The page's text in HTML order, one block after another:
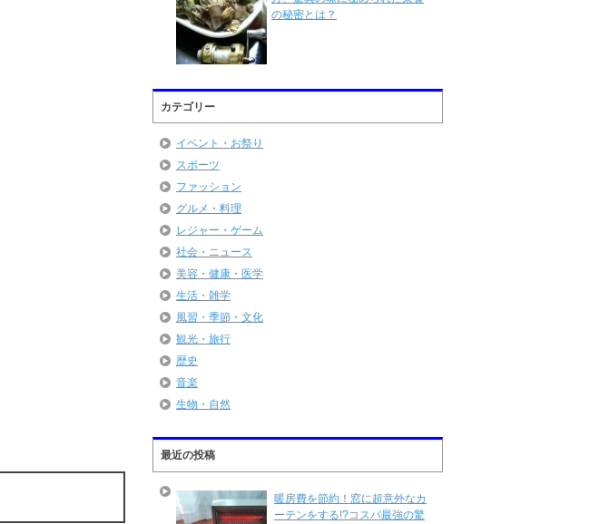
の秘密とは？
カテゴリー
イベント・お祭り
スポーツ
ファッション
グルメ・料理
レジャー・ゲーム
社会・ニュース
美容・健康・医学
生活・雑学
風習・季節・文化
観光・旅行
歴史
音楽
生物・自然
最近の投稿
暖房費を節約！窓に超意外なカ
ーテンをする!?コスパ最強の驚